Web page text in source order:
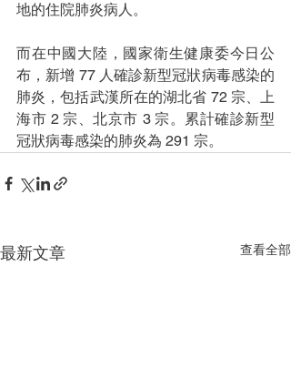
地的住院肺炎病人。
而在中國大陸，國家衛生健康委今日公
布，新增 77 人確診新型冠狀病毒感染的
肺炎，包括武漢所在的湖北省 72 宗、上
海市 2 宗、北京市 3 宗。累計確診新型
冠狀病毒感染的肺炎為 291 宗。
最新文章 查看全部